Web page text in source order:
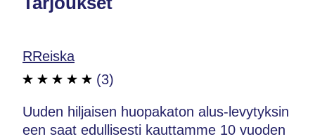
RReiska
(3)
Uuden hiljaisen huopakaton alus-levytyksin
een saat edullisesti kauttamme 10 vuoden